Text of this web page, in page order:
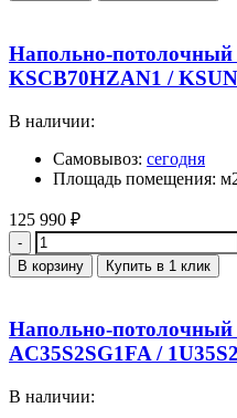
Напольно-потолочный
KSCB70HZAN1 /
В наличии:
Самовывоз: сегодня
Площадь помещения:
125 990 ₽
Количество
В корзину Купить в 1 клик
Напольно-потолочный
AC35S2SG1FA /
В наличии: